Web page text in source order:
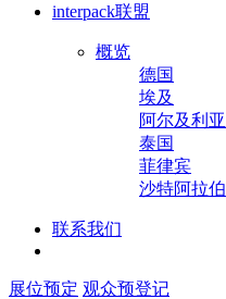
interpack联盟
概览
德国
埃及
阿尔及利亚
泰国
菲律宾
沙特阿拉伯
联系我们
展位预定 观众预登记